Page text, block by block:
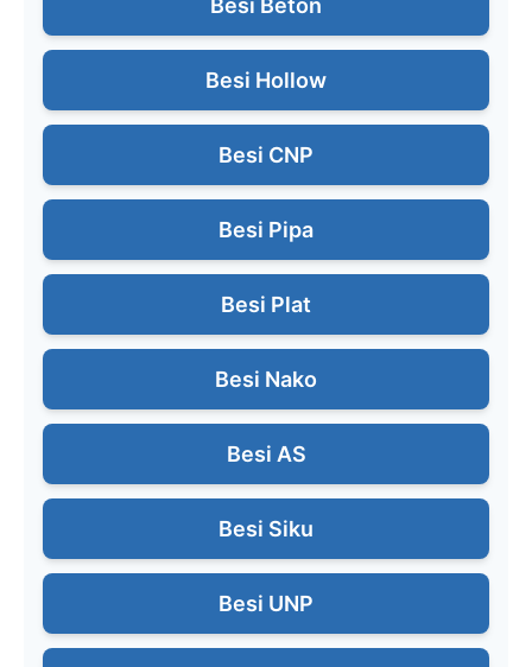
Besi Beton
Besi Hollow
Besi CNP
Besi Pipa
Besi Plat
Besi Nako
Besi AS
Besi Siku
Besi UNP